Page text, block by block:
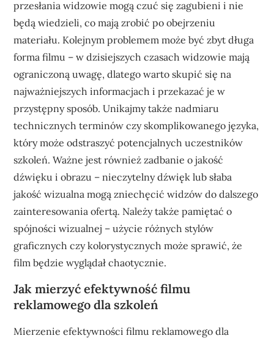
przesłania widzowie mogą czuć się zagubieni i nie
będą wiedzieli, co mają zrobić po obejrzeniu
materiału. Kolejnym problemem może być zbyt długa
forma filmu – w dzisiejszych czasach widzowie mają
ograniczoną uwagę, dlatego warto skupić się na
najważniejszych informacjach i przekazać je w
przystępny sposób. Unikajmy także nadmiaru
technicznych terminów czy skomplikowanego języka,
który może odstraszyć potencjalnych uczestników
szkoleń. Ważne jest również zadbanie o jakość
dźwięku i obrazu – nieczytelny dźwięk lub słaba
jakość wizualna mogą zniechęcić widzów do dalszego
zainteresowania ofertą. Należy także pamiętać o
spójności wizualnej – użycie różnych stylów
graficznych czy kolorystycznych może sprawić, że
film będzie wyglądał chaotycznie.
Jak mierzyć efektywność filmu
reklamowego dla szkoleń
Mierzenie efektywności filmu reklamowego dla